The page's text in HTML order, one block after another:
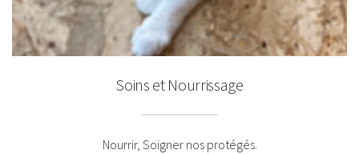
Soins et Nourrissage
Nourrir, Soigner nos protégés.